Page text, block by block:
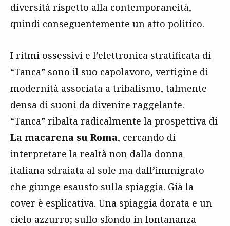
diversità rispetto alla contemporaneità,
quindi conseguentemente un atto politico.
I ritmi ossessivi e l’elettronica stratificata di
“Tanca” sono il suo capolavoro, vertigine di
modernità associata a tribalismo, talmente
densa di suoni da divenire raggelante.
“Tanca” ribalta radicalmente la prospettiva di
La macarena su Roma, cercando di
interpretare la realtà non dalla donna
italiana sdraiata al sole ma dall’immigrato
che giunge esausto sulla spiaggia. Già la
cover è esplicativa. Una spiaggia dorata e un
cielo azzurro; sullo sfondo in lontananza